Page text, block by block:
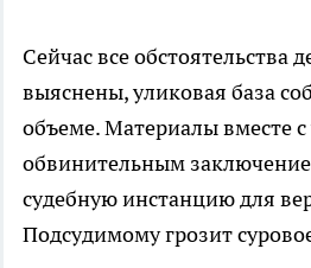
Сейчас все обстоятельства
выяснены, уликовая база
объеме. Материалы вместе
обвинительным
судебную инстанцию для
Подсудимому грозит